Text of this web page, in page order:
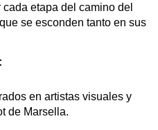
etapa del camino del
se esconden tanto en sus
en artistas visuales y
de Marsella.